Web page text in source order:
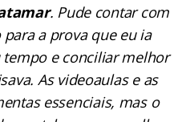
. Pude contar com
a prova que eu ia
e conciliar melhor
As videoaulas e as
essenciais, mas o